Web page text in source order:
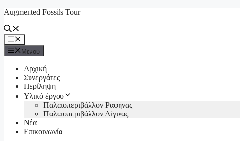
Μετάβαση
περιεχόμενο
Augmented Fossils Tour
Μενού
Μενού
Αρχική
Συνεργάτες
Περίληψη
Υλικό έργου
Παλαιοπεριβάλλον Ραφήνας
Παλαιοπεριβάλλον Αίγινας
Νέα
Επικοινωνία